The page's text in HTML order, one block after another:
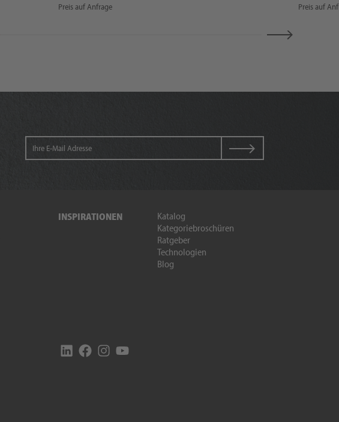
Preis auf Anfrage Preis auf
INSPIRATIONEN
Katalog
Kategoriebroschüren
Ratgeber
Technologien
Blog